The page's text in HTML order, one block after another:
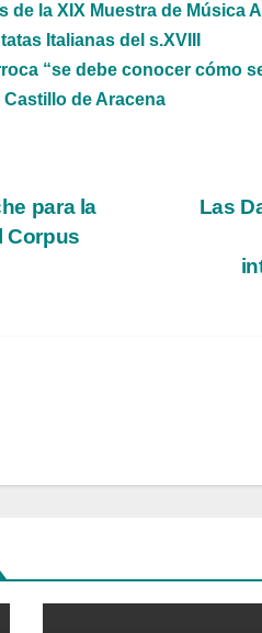
de la XIX Muestra de Música
Italianas del s.XVIII
“se debe conocer cómo
de Aracena
Las
para la
Corpus